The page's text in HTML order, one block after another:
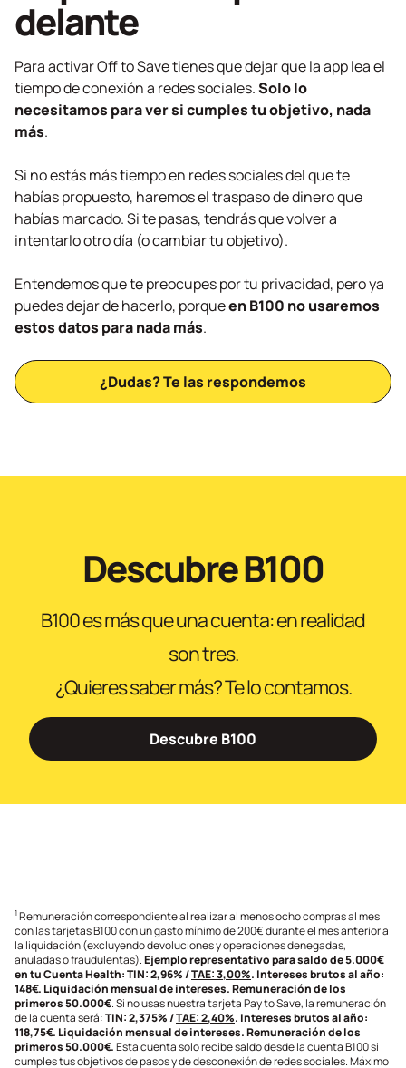
delante
Para activar Off to Save tienes que dejar que la app lea el
tiempo de conexión a redes sociales.Solo lo
necesitamos para ver si cumples tu objetivo, nada
más.
Si no estás más tiempo en redes sociales del que te
habías propuesto, haremos el traspaso de dinero que
habías marcado. Si te pasas, tendrás que volver a
intentarlo otro día (o cambiar tu objetivo).
Entendemos que te preocupes por tu privacidad, pero ya
puedes dejar de hacerlo, porqueen B100 no usaremos
estos datos para nada más.
¿Dudas? Te las respondemos
Descubre B100
B100 es más que una cuenta: en realidad
son tres.
¿Quieres saber más? Te lo contamos.
Descubre B100
1Remuneración correspondiente al realizar al menos ocho compras al mes
con las tarjetas B100 con un gasto mínimo de 200€ durante el mes anterior a
la liquidación (excluyendo devoluciones y operaciones denegadas,
anuladas o fraudulentas).Ejemplo representativo para saldo de 5.000€
en tu Cuenta Health: TIN: 2,96% /TAE: 3,00%. Intereses brutos al año:
148€. Liquidación mensual de intereses. Remuneración de los
primeros 50.000€. Si no usas nuestra tarjeta Pay to Save, la remuneración
de la cuenta será:TIN: 2,375% /TAE: 2,40%. Intereses brutos al año:
118,75€. Liquidación mensual de intereses. Remuneración de los
primeros 50.000€.Esta cuenta solo recibe saldo desde la cuenta B100 si
cumples tus objetivos de pasos y de desconexión de redes sociales. Máximo